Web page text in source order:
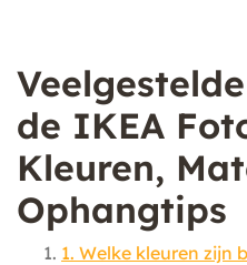
de IKEA
Kleuren,
Ophangtips
1. Welke kleuren zijn